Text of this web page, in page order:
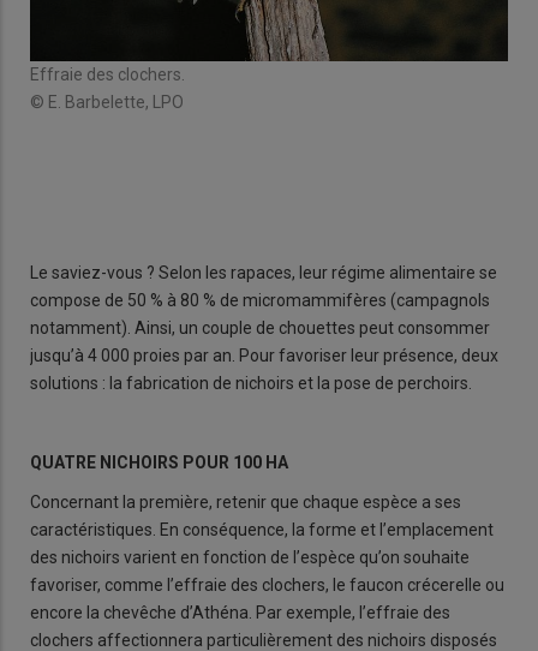
Effraie des clochers.
© E. Barbelette, LPO
Le saviez-vous ? Selon les rapaces, leur régime alimentaire se
compose de 50 % à 80 % de micromammifères (campagnols
notamment). Ainsi, un couple de chouettes peut consommer
jusqu’à 4 000 proies par an. Pour favoriser leur présence, deux
solutions : la fabrication de nichoirs et la pose de perchoirs.
QUATRE NICHOIRS POUR 100 HA
Concernant la première, retenir que chaque espèce a ses
caractéristiques. En conséquence, la forme et l’emplacement
des nichoirs varient en fonction de l’espèce qu’on souhaite
favoriser, comme l’effraie des clochers, le faucon crécerelle ou
encore la chevêche d’Athéna. Par exemple, l’effraie des
clochers affectionnera particulièrement des nichoirs disposés